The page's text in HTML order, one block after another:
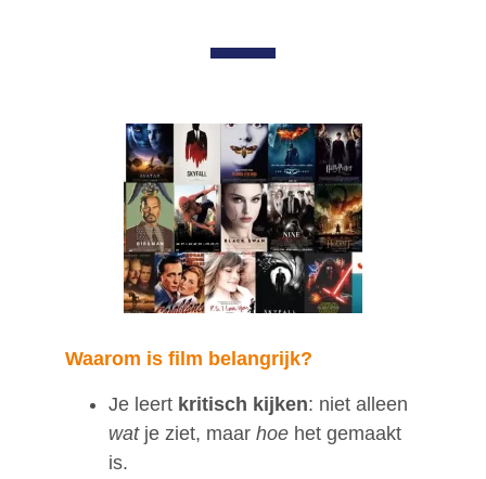
Waarom is film belangrijk?
Je leert kritisch kijken: niet alleen
watje ziet, maar hoe het gemaakt
is.